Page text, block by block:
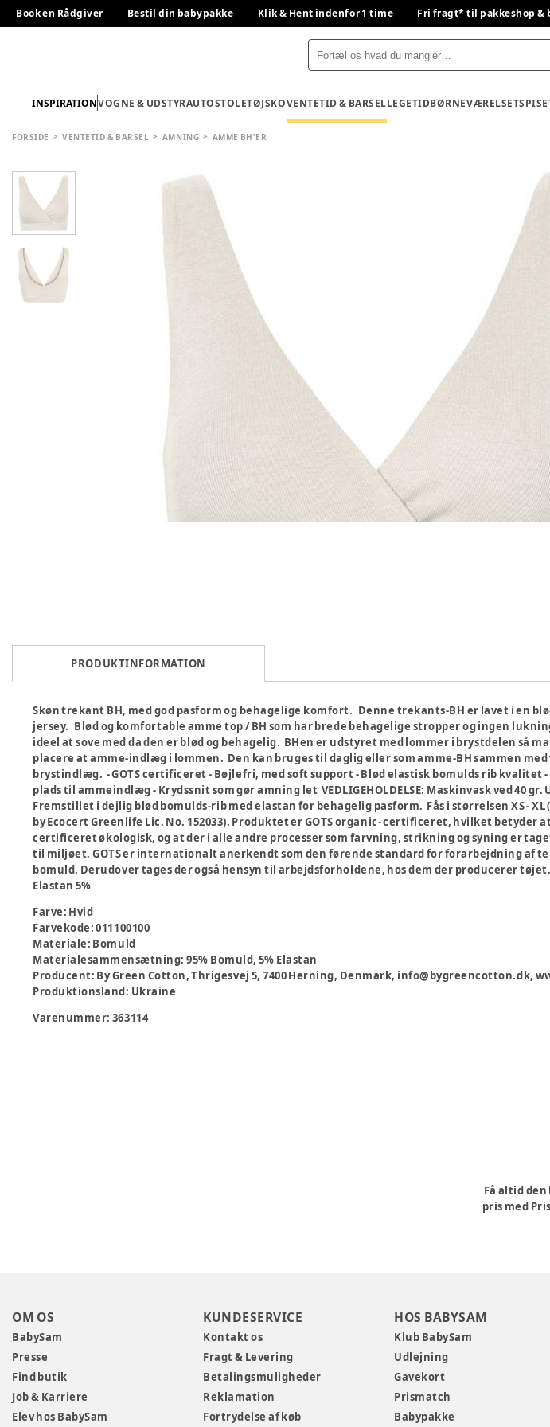
Book en Rådgiver Bestil din babypakke Klik & Hent indenfor 1 time Fri fragt* til pakkeshop &
INSPIRATIONVOGNE & UDSTYRAUTOSTOLETØJSKOVENTETID & BARSELLEGETIDBØRNEVÆRELSET
FORSIDE VENTETID & BARSEL AMNING AMME BH'ER
PRODUKTINFORMATION
Skøn trekant BH, med god pasform og behagelige komfort. Denne trekants-BH er lavet i en
jersey. Blød og komfortable amme top / BH som har brede behagelige stropper og ingen
ideel at sove med da den er blød og behagelig. BHen er udstyret med lommer i brystdelen så
placere at amme-indlæg i lommen. Den kan bruges til daglig eller som amme-BH sammen med
brystindlæg. - GOTS certificeret - Bøjlefri, med soft support - Blød elastisk bomulds rib kvalitet
plads til ammeindlæg - Krydssnit som gør amning let VEDLIGEHOLDELSE: Maskinvask ved 40
Fremstillet i dejlig blød bomulds-rib med elastan for behagelig pasform. Fås i størrelsen XS - XL
by Ecocert Greenlife Lic. No. 152033). Produktet er GOTS organic- certificeret, hvilket betyder
certificeret økologisk, og at der i alle andre processer som farvning, strikning og syning er
til miljøet. GOTS er internationalt anerkendt som den førende standard for forarbejdning af
bomuld. Derudover tages der også hensyn til arbejdsforholdene, hos dem der producerer
Elastan 5%
Farve: Hvid
Farvekode:011100100
Materiale: Bomuld
Materialesammensætning:95% Bomuld, 5% Elastan
Producent: By Green Cotton, Thrigesvej 5, 7400 Herning, Denmark, info@bygreencotton.dk,
Produktionsland: Ukraine
Varenummer: 363114
Få altid den
pris med
OM OS
BabySam
Presse
Find butik
Job & Karriere
Elev hos BabySam
KUNDESERVICE
Kontakt os
Fragt & Levering
Betalingsmuligheder
Reklamation
Fortrydelse af køb
HOS BABYSAM
Klub BabySam
Udlejning
Gavekort
Prismatch
Babypakke